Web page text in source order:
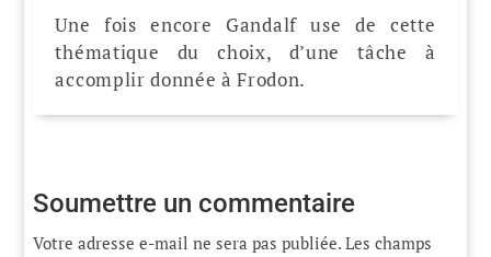
Une fois encore Gandalf use de cette
thématique du choix, d’une tâche à
accomplir donnée à Frodon.
Soumettre un commentaire
Votre adresse e-mail ne sera pas publiée. Les champs